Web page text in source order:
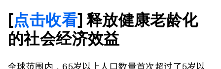
[点击收看] 释放健康老龄化
的社会经济效益
全球范围内，65岁以上人口数量首次超过了5岁以